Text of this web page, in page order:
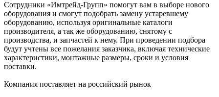
Сотрудники «Имтрейд-Групп» помогут вам в выборе нового
оборудования и смогут подобрать замену устаревшему
оборудованию, используя оригинальные каталоги
производителя, а так же оборудованию, снятому с
производства, и запчастей к нему. При проведении подбора
будут учтены все пожелания заказчика, включая технические
характеристики, монтажные размеры, сроки и условия
поставки.
Компания поставляет на российский рынок